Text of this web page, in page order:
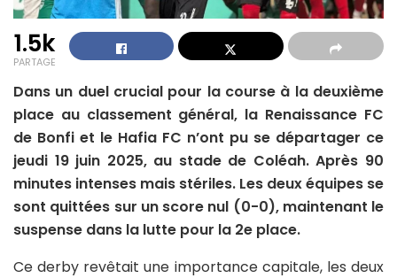
1.5k
PARTAGE
Dans un duel crucial pour la course à la deuxième
place au classement général, la Renaissance FC
de Bonfi et le Hafia FC n’ont pu se départager ce
jeudi 19 juin 2025, au stade de Coléah. Après 90
minutes intenses mais stériles. Les deux équipes se
sont quittées sur un score nul (0-0), maintenant le
suspense dans la lutte pour la 2e place.
Ce derby revêtait une importance capitale, les deux